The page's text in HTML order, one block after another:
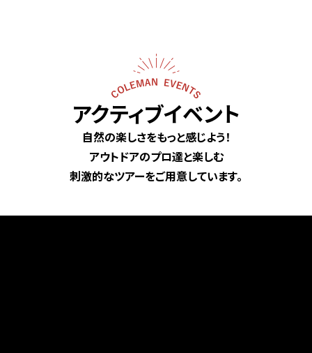
アクティブイベント
自然の楽しさをもっと感じよう！
アウトドアのプロ達と楽しむ
刺激的なツアーをご用意しています。